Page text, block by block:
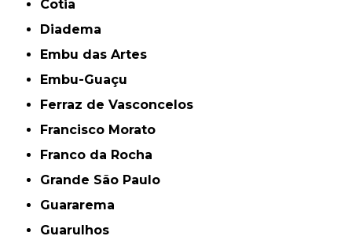
Cotia
Diadema
Embu das Artes
Embu-Guaçu
Ferraz de Vasconcelos
Francisco Morato
Franco da Rocha
Grande São Paulo
Guararema
Guarulhos